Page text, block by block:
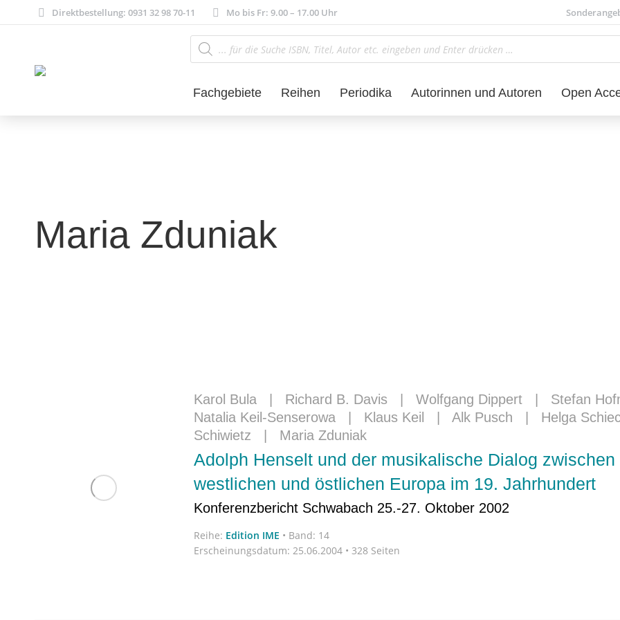
Direktbestellung: 0931 32 98 70-11 Mo bis Fr: 9.00 – 17.00 Uhr
Products
search
Fachgebiete Reihen Periodika Autorinnen und Autoren Open
Maria Zduniak
Karol Bula Richard B. Davis Wolfgang Dippert Stefan
Natalia Keil-Senserowa
Klaus Keil Alk Pusch Helga
Schiwietz
Maria Zduniak
Adolph Henselt und der musikalische Dialog zwischen
westlichen und östlichen Europa im 19. Jahrhundert
Konferenzbericht Schwabach 25.-27. Oktober 2002
Reihe: Edition IME • Band: 14
Erscheinungsdatum: 25.06.2004 • 328 Seiten